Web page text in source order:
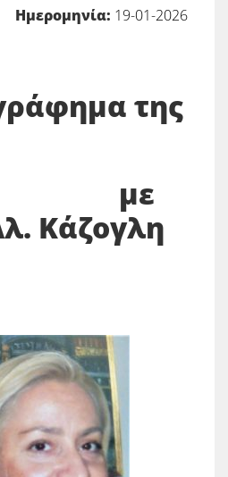
Ημερομηνία: 19-01-2026
της
Κάζογλη